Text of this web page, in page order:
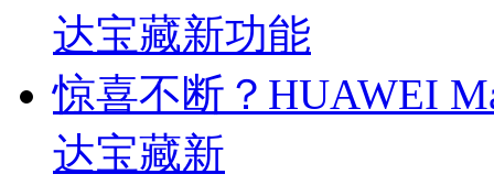
达宝藏新功能
惊喜不断？HUAWEI
达宝藏新